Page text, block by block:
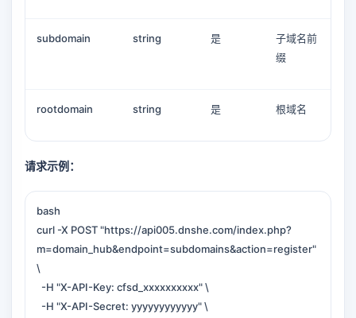
subdomain string 是
子域名前
缀
rootdomain string 是 根域名
请求示例：
bash
curl -X POST "https://api005.dnshe.com/index.php?
m=domain_hub&endpoint=subdomains&action=register"
\
-H "X-API-Key: cfsd_xxxxxxxxxx" \
-H "X-API-Secret: yyyyyyyyyyyy" \